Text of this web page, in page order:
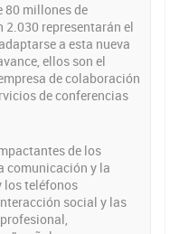
80 millones de
2.030 representarán el
a esta nueva
ellos son el
de colaboración
de conferencias
de los
comunicación y la
los teléfonos
social y las